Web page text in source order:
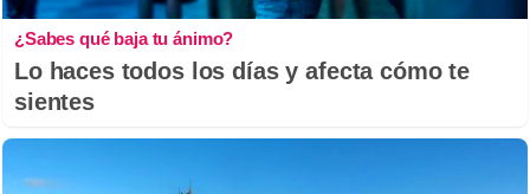
¿Sabes qué baja tu ánimo?
Lo haces todos los días y afecta cómo te
sientes